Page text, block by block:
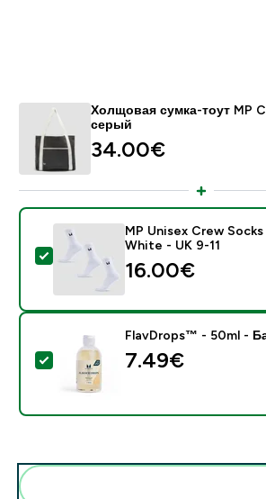
Холщовая сумка-тоут MP
серый
34.00€‎
- MP Unisex Crew Socks (3
MP Unisex Crew
White - UK 9-11
16.00€‎
- FlavDrops™ - 50ml - Банан
FlavDrops™ - 50ml -
7.49€‎